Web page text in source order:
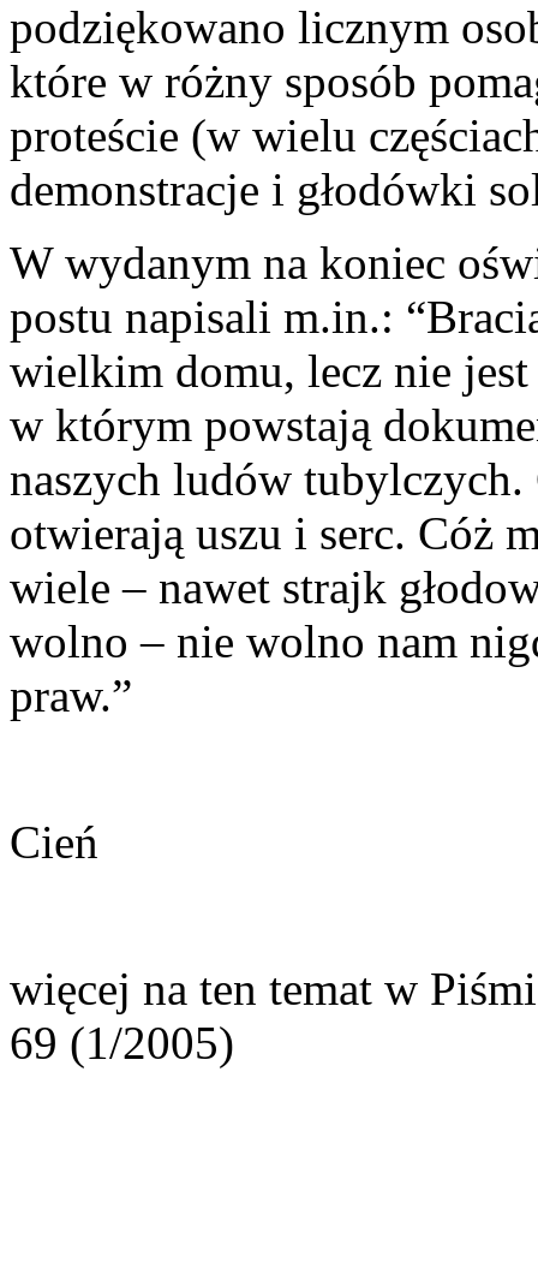
podziękowano licznym
które w różny sposób
proteście (w wielu
demonstracje i głodówki
W wydanym na koniec
postu napisali m.in.:
wielkim domu, lecz nie jest
w którym powstają
naszych ludów
otwierają uszu i serc. Cóż
wiele – nawet strajk
wolno – nie wolno nam
praw.”
Cień
więcej na ten temat w
69 (1/2005)